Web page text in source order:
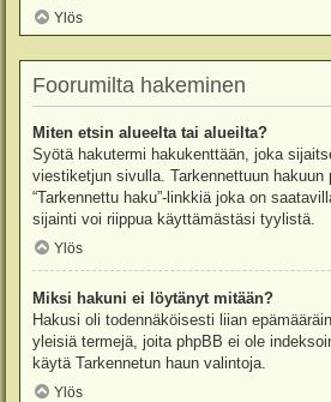
Ylös
Foorumilta hakeminen
Miten etsin alueelta tai alueilta?
Syötä hakutermi hakukenttään, joka
viestiketjun sivulla. Tarkennettuun hakuun
“Tarkennettu haku”-linkkiä joka on
sijainti voi riippua käyttämästäsi tyylistä.
Ylös
Miksi hakuni ei löytänyt mitään?
Hakusi oli todennäköisesti liian
yleisiä termejä, joita phpBB ei ole
käytä Tarkennetun haun valintoja.
Ylös